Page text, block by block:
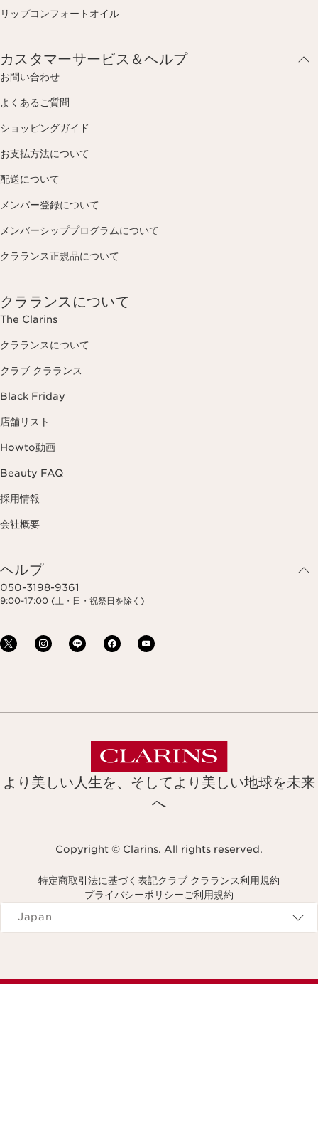
リップコンフォートオイル
カスタマーサービス＆ヘルプ
お問い合わせ
よくあるご質問
ショッピングガイド
お支払方法について
配送について
メンバー登録について
メンバーシッププログラムについて
クラランス正規品について
クラランスについて
The Clarins
クラランスについて
クラブ クラランス
Black Friday
店舗リスト
Howto動画
Beauty FAQ
採用情報
会社概要
ヘルプ
050-3198-9361
9:00-17:00 (土・日・祝祭日を除く)
より美しい人生を、そしてより美しい地球を未来
へ
Copyright © Clarins. All rights reserved.
特定商取引法に基づく表記クラブ クラランス利用規約
プライバシーポリシーご利用規約
Navigates to
Japan